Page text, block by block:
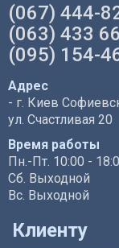
(067) 444-
(063) 433
(095) 154-
Адрес
- г. Киев
ул. Счастливая 20
Время работы
Пн.-Пт. 10:00 -
Сб. Выходной
Вс. Выходной
Клиенту